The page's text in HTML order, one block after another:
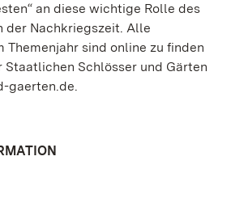
an diese wichtige Rolle des
der Nachkriegszeit. Alle
Themenjahr sind online zu finden
Schlösser und Gärten
gaerten.de.